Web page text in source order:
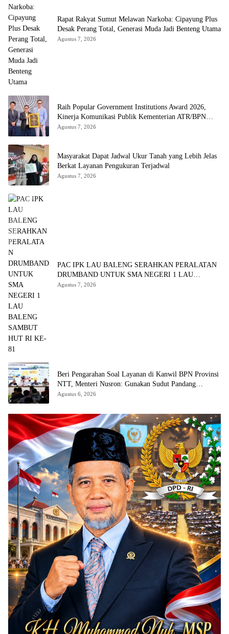
Rapat Rakyat Sumut Melawan Narkoba: Cipayung Plus
Desak Perang Total, Generasi Muda Jadi Benteng Utama
Agustus 7, 2026
Raih Popular Government Institutions Award 2026,
Kinerja Komunikasi Publik Kementerian ATR/BPN
Kembali Diakui
Agustus 7, 2026
Masyarakat Dapat Jadwal Ukur Tanah yang Lebih Jelas
Berkat Layanan Pengukuran Terjadwal
Agustus 7, 2026
PAC IPK LAU BALENG SERAHKAN PERALATAN
DRUMBAND UNTUK SMA NEGERI 1 LAU
BALENG SAMBUT HUT RI KE-81
Agustus 7, 2026
Beri Pengarahan Soal Layanan di Kanwil BPN Provinsi
NTT, Menteri Nusron: Gunakan Sudut Pandang
Masyarakat
Agustus 6, 2026